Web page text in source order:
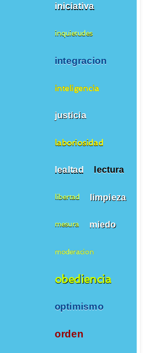
iniciativa
inquietudes
integracion
inteligencia
justicia
laboriosidad
lealtad lectura
libertad limpieza
mesura miedo
moderacion
obediencia
optimismo
orden